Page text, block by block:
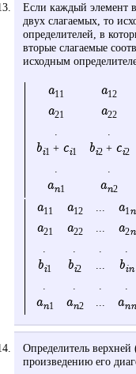
Если каждый элемент
двух слагаемых, то
определителей, в
вторые слагаемые
исходным
a11 a12
a21 a22
.
.
bi1 + ci1 bi2+ ci2
.
.
an1 an2
a11 a12 ... a1n
a21 a22 ... a2n
.
. . .
bi1 bi2 ... bin
.
. . .
an1 an2 ... ann
Определитель
произведению его